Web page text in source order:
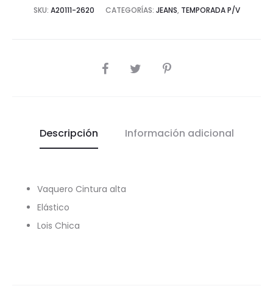
SKU: A20111-2620 CATEGORÍAS: JEANS, TEMPORADA P/V
COMPARTIR
Descripción Información adicional
Vaquero Cintura alta
Elástico
Lois Chica